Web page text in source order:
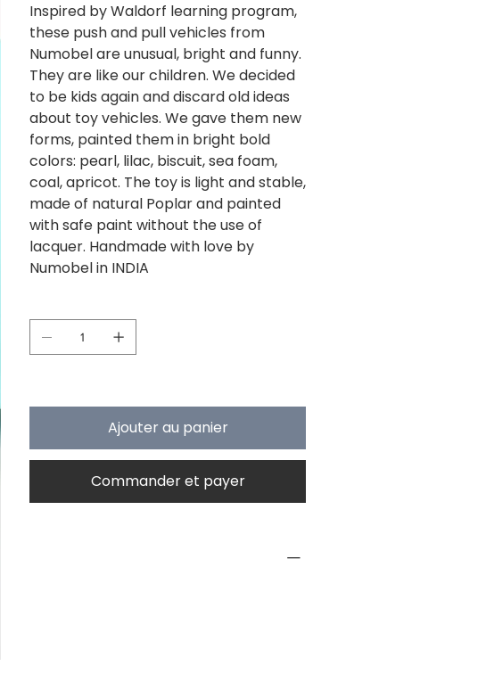
Inspired by Waldorf learning program,
these push and pull vehicles from
Numobel are unusual, bright and funny.
They are like our children. We decided
to be kids again and discard old ideas
about toy vehicles. We gave them new
forms, painted them in bright bold
colors: pearl, lilac, biscuit, sea foam,
coal, apricot. The toy is light and stable,
made of natural Poplar and painted
with safe paint without the use of
lacquer. Handmade with love by
Numobel in INDIA
Ajouter au panier
Commander et payer